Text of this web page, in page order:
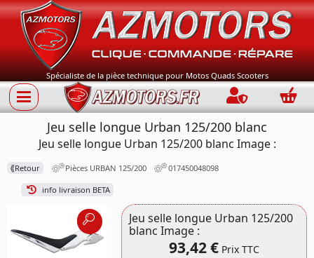
Spécialiste de la pièce technique pour Motos Quads Scooters
Connection
Jeu selle longue Urban 125/200 blanc
Jeu selle longue Urban 125/200 blanc Image :
⟪Retour Pièces URBAN 125/200 017450048098
info livraison BETA
Jeu selle longue Urban 125/200
blanc Image :
93,42 €Prix TTC